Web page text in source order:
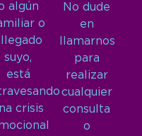
algún
o
suyo,
está
crisis
No dude
en
llamarnos
para
realizar
cualquier
consulta
o